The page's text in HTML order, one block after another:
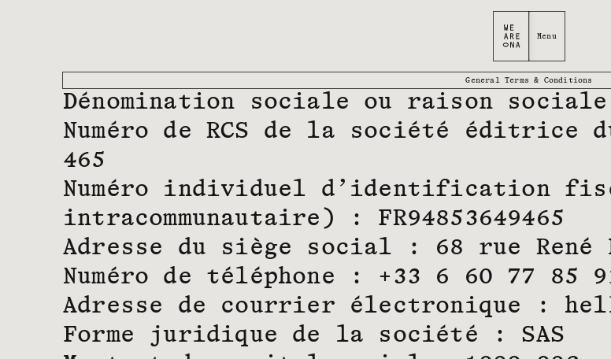
General Terms & Conditions
Dénomination sociale ou raison sociale :
Numéro de RCS de la société éditrice
465
Numéro individuel d’identification
intracommunautaire) : FR94853649465
Adresse du siège social : 68 rue René
Numéro de téléphone : +33 6 60 77 85
Adresse de courrier électronique :
Forme juridique de la société : SAS